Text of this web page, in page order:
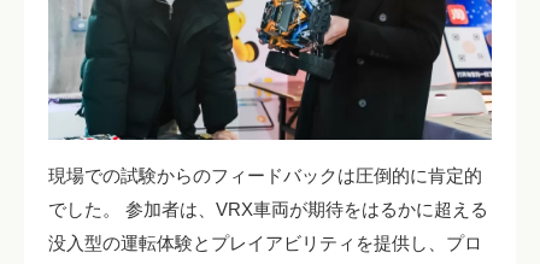
現場での試験からのフィードバックは圧倒的に肯定的
でした。 参加者は、VRX車両が期待をはるかに超える
没入型の運転体験とプレイアビリティを提供し、プロ